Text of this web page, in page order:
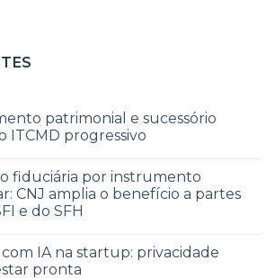
patrimonial e sucessório
ITCMD progressivo
fiduciária por instrumento
CNJ amplia o benefício a partes
e do SFH
IA na startup: privacidade
pronta